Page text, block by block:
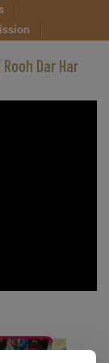
Rooh Dar Har
CLIP 4